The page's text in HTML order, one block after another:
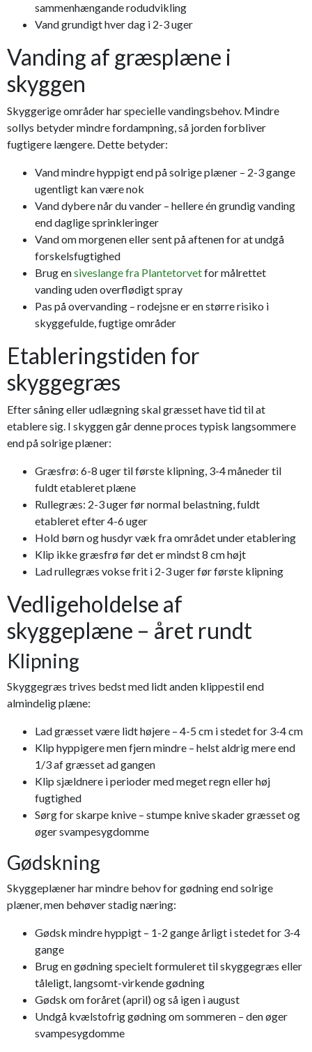
sammenhængande rodudvikling
Vand grundigt hver dag i 2-3 uger
Vanding af græsplæne i
skyggen
Skyggerige områder har specielle vandingsbehov. Mindre
sollys betyder mindre fordampning, så jorden forbliver
fugtigere længere. Dette betyder:
Vand mindre hyppigt end på solrige plæner – 2-3 gange
ugentligt kan være nok
Vand dybere når du vander – hellere én grundig vanding
end daglige sprinkleringer
Vand om morgenen eller sent på aftenen for at undgå
forskelsfugtighed
Brug ensiveslange fra Plantetorvetfor målrettet
vanding uden overflødigt spray
Pas på overvanding – rodejsne er en større risiko i
skyggefulde, fugtige områder
Etableringstiden for
skyggegræs
Efter såning eller udlægning skal græsset have tid til at
etablere sig. I skyggen går denne proces typisk langsommere
end på solrige plæner:
Græsfrø: 6-8 uger til første klipning, 3-4 måneder til
fuldt etableret plæne
Rullegræs: 2-3 uger før normal belastning, fuldt
etableret efter 4-6 uger
Hold børn og husdyr væk fra området under etablering
Klip ikke græsfrø før det er mindst 8 cm højt
Lad rullegræs vokse frit i 2-3 uger før første klipning
Vedligeholdelse af
skyggeplæne – året rundt
Klipning
Skyggegræs trives bedst med lidt anden klippestil end
almindelig plæne:
Lad græsset være lidt højere – 4-5 cm i stedet for 3-4 cm
Klip hyppigere men fjern mindre – helst aldrig mere end
1/3 af græsset ad gangen
Klip sjældnere i perioder med meget regn eller høj
fugtighed
Sørg for skarpe knive – stumpe knive skader græsset og
øger svampesygdomme
Gødskning
Skyggeplæner har mindre behov for gødning end solrige
plæner, men behøver stadig næring:
Gødsk mindre hyppigt – 1-2 gange årligt i stedet for 3-4
gange
Brug en gødning specielt formuleret til skyggegræs eller
tåleligt, langsomt-virkende gødning
Gødsk om foråret (april) og så igen i august
Undgå kvælstofrig gødning om sommeren – den øger
svampesygdomme